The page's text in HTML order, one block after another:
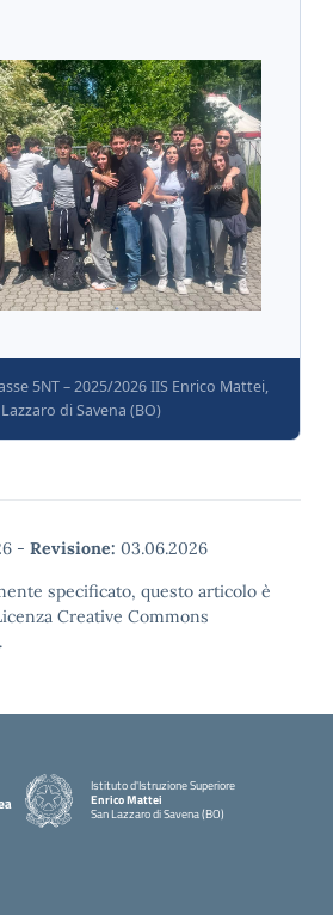
5NT – 2025/2026 IIS Enrico Mattei,
di Savena (BO)
- Revisione: 03.06.2026
specificato, questo articolo è
Creative Commons
Istituto d'Istruzione Superiore
Enrico Mattei
San Lazzaro di Savena (BO)